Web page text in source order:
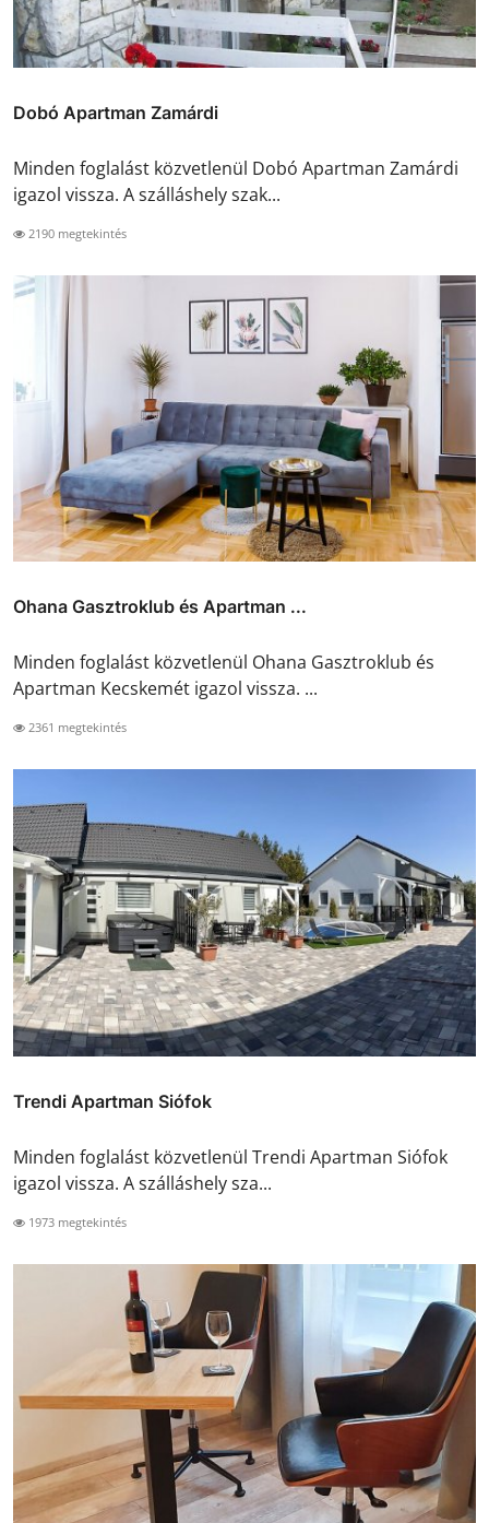
Dobó Apartman Zamárdi
Minden foglalást közvetlenül Dobó Apartman Zamárdi
igazol vissza. A szálláshely szak...
2190 megtekintés
Ohana Gasztroklub és Apartman ...
Minden foglalást közvetlenül Ohana Gasztroklub és
Apartman Kecskemét igazol vissza. ...
2361 megtekintés
Trendi Apartman Siófok
Minden foglalást közvetlenül Trendi Apartman Siófok
igazol vissza. A szálláshely sza...
1973 megtekintés